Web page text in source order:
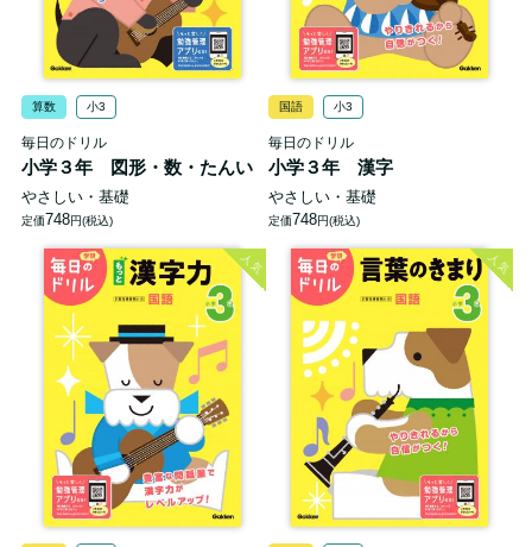
算数 小3
毎日のドリル
小学３年 図形・数・たんい
やさしい・基礎
定価748円(税込)
国語 小3
毎日のドリル
小学３年 漢字
やさしい・基礎
定価748円(税込)
人気 人気